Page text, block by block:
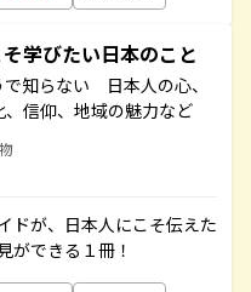
学びたい日本のこと
で知らない 日本人の心、
信仰、地域の魅力など
ドが、日本人にこそ伝えた
ができる１冊！